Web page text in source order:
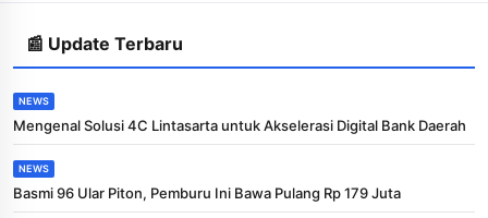
📰 Update Terbaru
NEWS
Mengenal Solusi 4C Lintasarta untuk Akselerasi Digital Bank Daerah
NEWS
Basmi 96 Ular Piton, Pemburu Ini Bawa Pulang Rp 179 Juta